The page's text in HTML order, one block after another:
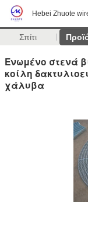
Hebei Zhuote
Σπίτι
Ενωμένο στενά
κοίλη
χάλυβα